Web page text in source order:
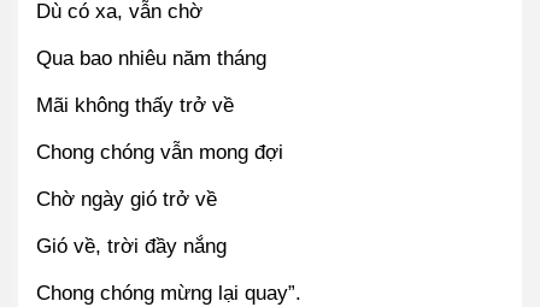
Dù có xa, vẫn chờ
Qua bao nhiêu năm tháng
Mãi không thấy trở về
Chong chóng vẫn mong đợi
Chờ ngày gió trở về
Gió về, trời đầy nắng
Chong chóng mừng lại quay”.